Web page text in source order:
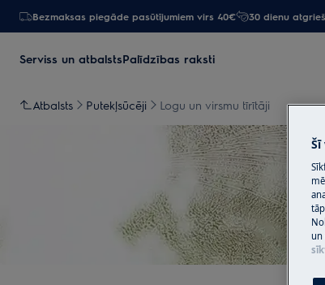
Bezmaksas piegāde pasūtījumiem virs 40€ 30 dienu
Serviss un atbalstsPalīdzības raksti
Atbalsts Putekļsūcēji Logu un virsmu tīrītāji
un